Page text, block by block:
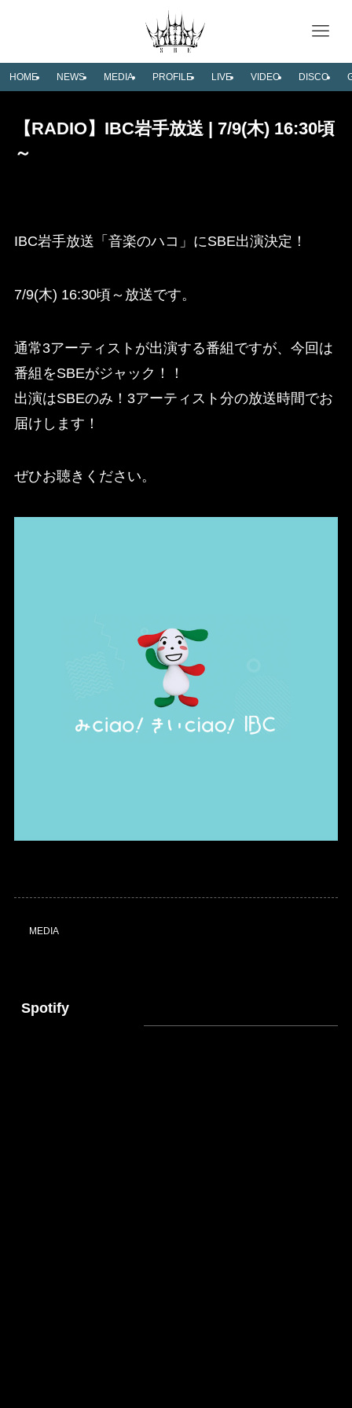
HOME NEWS MEDIA PROFILE LIVE VIDEO DISCO
【RADIO】IBC岩手放送 | 7/9(木) 16:30頃
～
IBC岩手放送「音楽のハコ」にSBE出演決定！
7/9(木) 16:30頃～放送です。
通常3アーティストが出演する番組ですが、今回は
番組をSBEがジャック！！
出演はSBEのみ！3アーティスト分の放送時間でお
届けします！
ぜひお聴きください。
MEDIA
Spotify